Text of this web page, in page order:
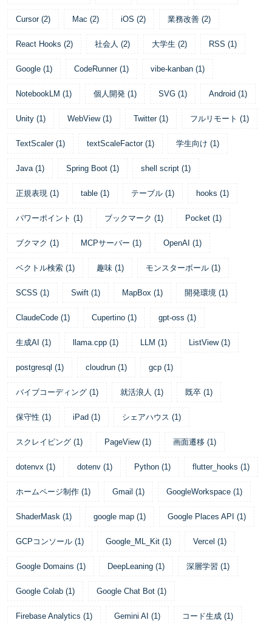
Cursor (2) Mac (2) iOS (2) 業務改善 (2)
React Hooks (2) 社会人 (2) 大学生 (2) RSS (1)
Google (1) CodeRunner (1) vibe-kanban (1)
NotebookLM (1) 個人開発 (1) SVG (1) Android (1)
Unity (1) WebView (1) Twitter (1) フルリモート (1)
TextScaler (1) textScaleFactor (1) 学生向け (1)
Java (1) Spring Boot (1) shell script (1)
正規表現 (1) table (1) テーブル (1) hooks (1)
パワーポイント (1) ブックマーク (1) Pocket (1)
ブクマク (1) MCPサーバー (1) OpenAI (1)
ベクトル検索 (1) 趣味 (1) モンスターボール (1)
SCSS (1) Swift (1) MapBox (1) 開発環境 (1)
ClaudeCode (1) Cupertino (1) gpt-oss (1)
生成AI (1) llama.cpp (1) LLM (1) ListView (1)
postgresql (1) cloudrun (1) gcp (1)
バイブコーディング (1) 就活浪人 (1) 既卒 (1)
保守性 (1) iPad (1) シェアハウス (1)
スクレイピング (1) PageView (1) 画面遷移 (1)
dotenvx (1) dotenv (1) Python (1) flutter_hooks (1)
ホームページ制作 (1) Gmail (1) GoogleWorkspace (1)
ShaderMask (1) google map (1) Google Places API (1)
GCPコンソール (1) Google_ML_Kit (1) Vercel (1)
Google Domains (1) DeepLeaning (1) 深層学習 (1)
Google Colab (1) Google Chat Bot (1)
Firebase Analytics (1) Gemini AI (1) コード生成 (1)